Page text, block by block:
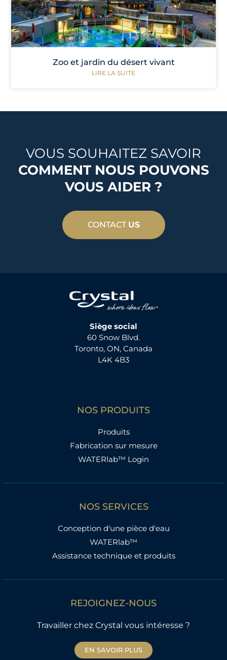
Zoo et jardin du désert vivant
LIRE LA SUITE
VOUS SOUHAITEZ SAVOIR
COMMENT NOUS POUVONS
VOUS AIDER ?
CONTACT US
Siège social
60 Snow Blvd.
Toronto, ON, Canada
L4K 4B3
NOS PRODUITS
Produits
Fabrication sur mesure
WATERlab™ Login
NOS SERVICES
Conception d'une pièce d'eau
WATERlab™
Assistance technique et produits
REJOIGNEZ-NOUS
Travailler chez Crystal vous intéresse ?
EN SAVOIR PLUS